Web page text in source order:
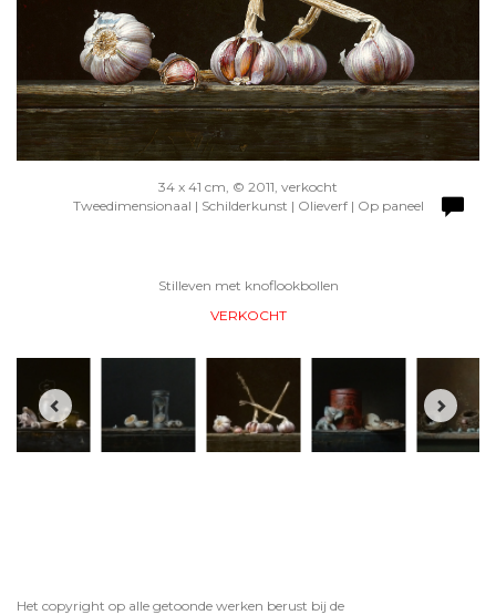
34 x 41 cm, © 2011, verkocht
Tweedimensionaal | Schilderkunst | Olieverf | Op paneel
Stilleven met knoflookbollen
VERKOCHT
Het copyright op alle getoonde werken berust bij de